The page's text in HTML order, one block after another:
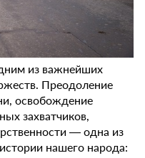
из важнейших
Преодоление
освобождение
захватчиков,
― одна из
нашего народа: